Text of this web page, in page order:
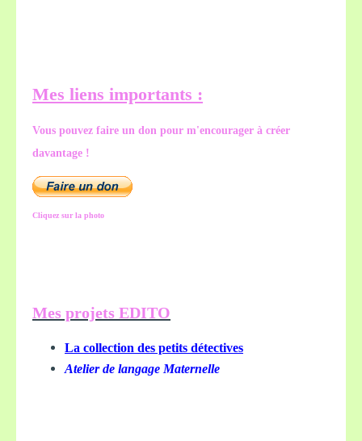
Mes liens importants :
Vous pouvez faire un don pour m'encourager à créer
davantage !
Cliquez sur la photo
Mes projets EDITO
La collection des petits détectives
Atelier de langage Maternelle